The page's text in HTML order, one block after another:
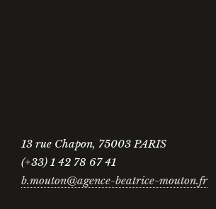
13 rue Chapon, 75003 PARIS
(+33) 1 42 78 67 41
b.mouton@agence-beatrice-mouton.fr